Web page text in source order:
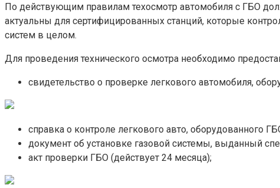
По действующим правилам техосмотр автомобиля с ГБО
актуальны для сертифицированных станций, которые
систем в целом.
Для проведения технического осмотра необходимо
свидетельство о проверке легкового автомобиля,
справка о контроле легкового авто, оборудованного
документ об установке газовой системы, выданный
акт проверки ГБО (действует 24 месяца);